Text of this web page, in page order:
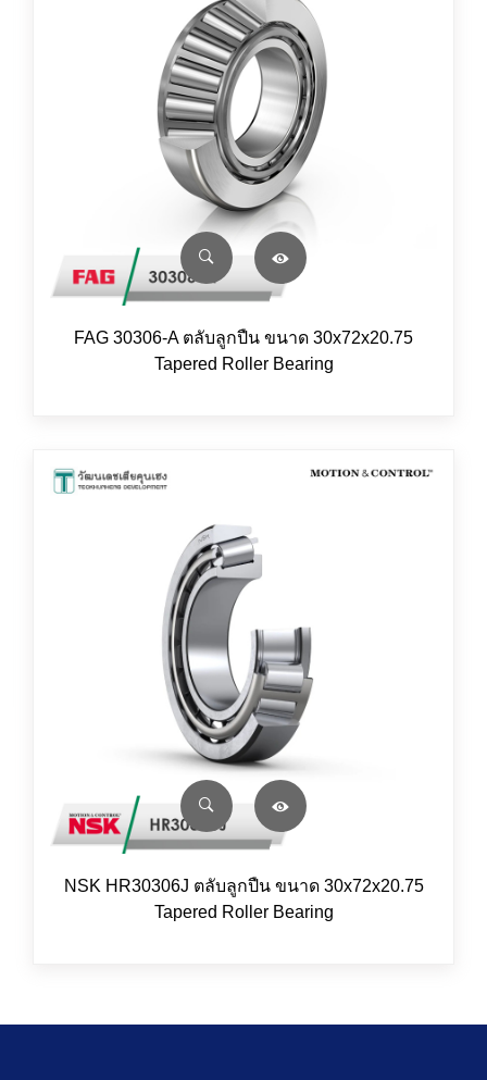
FAG 30306-A ตลับลูกปืน ขนาด 30x72x20.75
Tapered Roller Bearing
NSK HR30306J ตลับลูกปืน ขนาด 30x72x20.75
Tapered Roller Bearing